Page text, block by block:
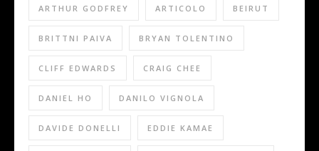
ARTHUR GODFREY ARTICOLO BEIRUT
BRITTNI PAIVA BRYAN TOLENTINO
CLIFF EDWARDS CRAIG CHEE
DANIEL HO DANILO VIGNOLA
DAVIDE DONELLI EDDIE KAMAE